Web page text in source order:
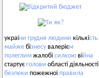
україни грудня людини кількість
майже бізнесу валерієм
полеглим жалобі силкою війна
стартує голови області діяльності
безпеки пожежної правила